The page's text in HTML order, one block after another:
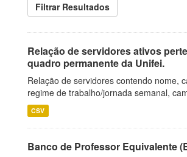
Filtrar Resultados
Relação de servidores ativos
quadro permanente da Unifei.
Relação de servidores contendo nome,
regime de trabalho/jornada semanal,
CSV
Banco de Professor Equivalente